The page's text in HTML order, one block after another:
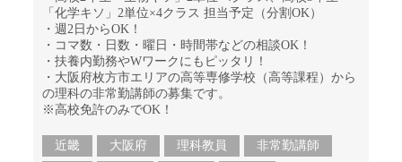
「化学キソ」2単位×4クラス 担当予定（分割OK）
・週2日からOK！
・コマ数・日数・曜日・時間帯などの相談OK！
・扶養内勤務やWワークにもピッタリ！
・大阪府枚方市エリアの高等専修学校（高等課程）から
の理科の非常勤講師の募集です。
※高校免許のみでOK！
近畿 大阪府 理科教員
非常勤講師